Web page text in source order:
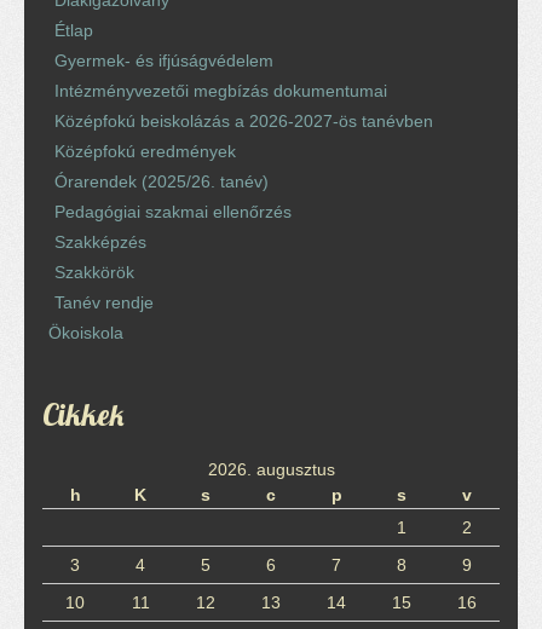
Étlap
Gyermek- és ifjúságvédelem
Intézményvezetői megbízás dokumentumai
Középfokú beiskolázás a 2026-2027-ös tanévben
Középfokú eredmények
Órarendek (2025/26. tanév)
Pedagógiai szakmai ellenőrzés
Szakképzés
Szakkörök
Tanév rendje
Ökoiskola
Cikkek
2026. augusztus
h
K s c p s
v
1
2
3
4 5 6 7 8
9
10
11 12 13 14 15
16